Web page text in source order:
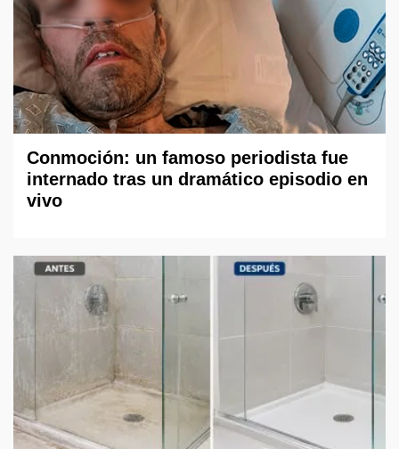
Conmoción: un famoso periodista fue
internado tras un dramático episodio en
vivo